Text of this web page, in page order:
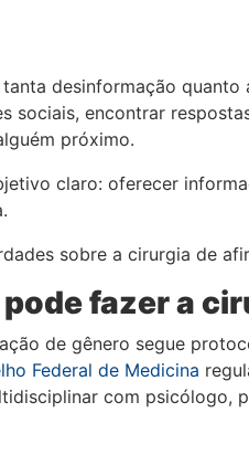
desinformação
sociais, encontrar
próximo.
claro: oferecer
sobre a cirurgia de
fazer a
de gênero segue
Federal de Medicina
com psicólogo,